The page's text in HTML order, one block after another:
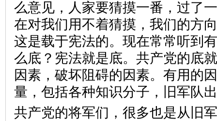
么意见，人家要猜摸一番，过了
在对我们用不着猜摸，我们的方
这是载于宪法的。现在常常听到
么底？宪法就是底。共产党的底
因素，破坏阻碍的因素。有用的
量，包括各种知识分子，旧军队
共产党的将军们，很多也是从旧